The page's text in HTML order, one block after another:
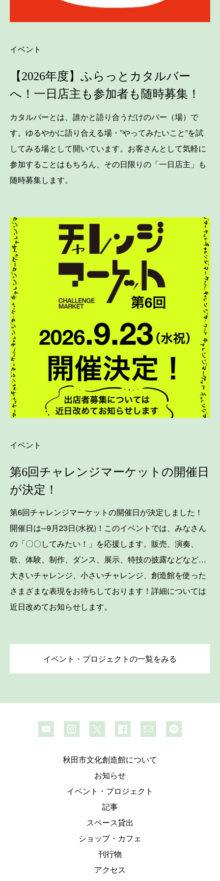
イベント
【2026年度】ふらっとカタルバー
へ！一日店主も参加者も随時募集！
カタルバーとは、誰かと語り合うだけのバー（場）で
す。ゆるやかに語り合える場・”やってみたいこと”を試
してみる場として開いています。お客さんとして気軽に
参加することはもちろん、その日限りの「一日店主」も
随時募集します。
イベント
第6回チャレンジマーケットの開催日
が決定！
第6回チャレンジマーケットの開催日が決定しました！
開催日は─9月23日(水祝)！このイベントでは、みなさん
の「〇〇してみたい！」を応援します。販売、演奏、
歌、体験、制作、ダンス、展示、特技の披露などなど…
大きいチャレンジ、小さいチャレンジ、創造館を使った
さまざまな表現をお待ちしております！詳細については
近日改めてお知らせします。
イベント・プロジェクトの一覧をみる
秋田市文化創造館について
お知らせ
イベント・プロジェクト
記事
スペース貸出
ショップ・カフェ
刊行物
アクセス